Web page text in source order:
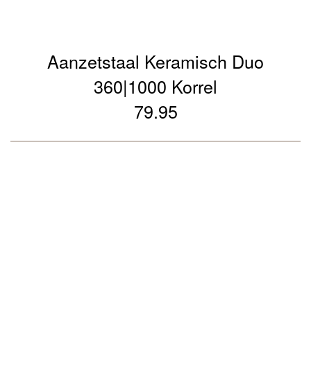
Aanzetstaal Keramisch Duo
360|1000 Korrel
79.95